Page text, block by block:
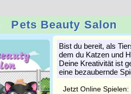
Pets Beauty Salon
Bist du bereit, als
dem du Katzen und
Deine Kreativität ist
eine bezaubernde
Jetzt Online Spielen: